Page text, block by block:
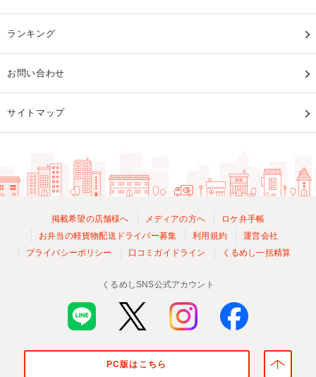
ランキング
お問い合わせ
サイトマップ
掲載希望の店舗様へ メディアの方へ
ロケ弁手帳
お弁当の軽貨物配送ドライバー募集
利用規約
運営会社
プライバシーポリシー
口コミガイドライン くるめし一括精算
くるめしSNS公式アカウント
PC版はこちら